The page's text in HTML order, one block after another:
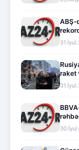
ABŞ-
raket